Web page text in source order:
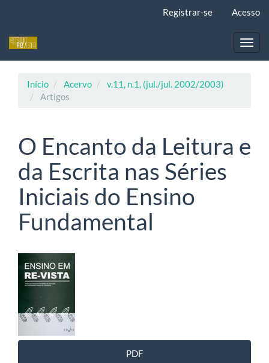
principal
Registrar-se Acesso
Início Acervo
v.11, n.1, (jul./jul. 2002/2003)
Artigos
O Encanto da Leitura e
da Escrita nas Séries
Iniciais do Ensino
Fundamental
Barra
lateral
de
artigos
PDF